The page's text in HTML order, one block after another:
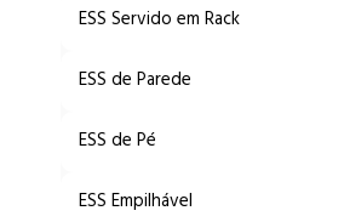
ESS Servido em Rack
ESS de Parede
ESS de Pé
ESS Empilhável